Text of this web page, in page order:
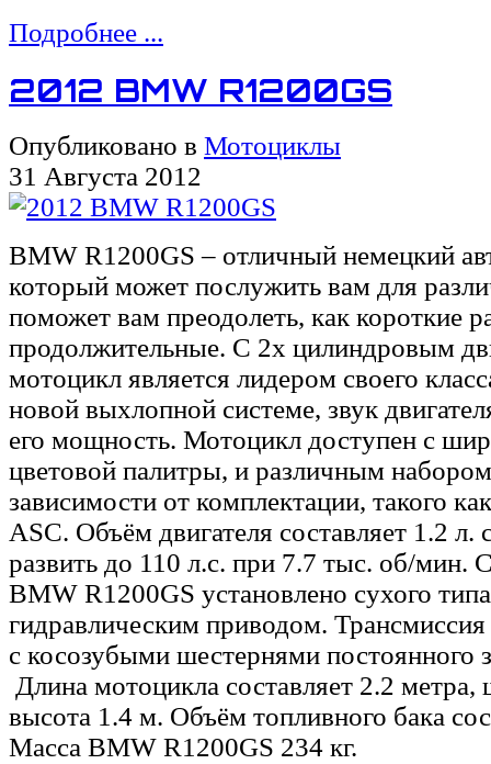
Подробнее ...
2012 BMW R1200GS
Опубликовано в Мотоциклы
31 Августа 2012
BMW R1200GS – отличный немецкий
который может послужить вам для
поможет вам преодолеть, как короткие
продолжительные. С 2х цилиндровым
мотоцикл является лидером своего
новой выхлопной системе, звук
его мощность. Мотоцикл доступен с
цветовой палитры, и различным
зависимости от комплектации, такого
ASC. Объём двигателя составляет 1.2 л.
развить до 110 л.с. при 7.7 тыс. об/мин.
BMW R1200GS установлено сухого
гидравлическим приводом. Трансмиссия
с косозубыми шестернями постоянного
Длина мотоцикла составляет 2.2
высота 1.4 м. Объём топливного бака
Масса BMW R1200GS 234 кг.